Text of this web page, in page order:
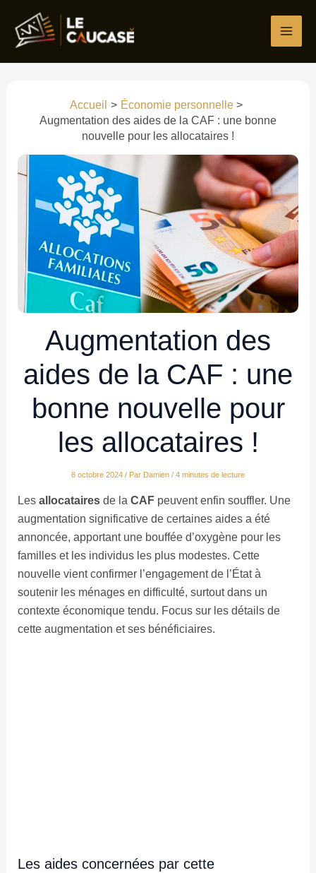
contenu
Accueil
Économie personnelle
Augmentation des aides de la CAF : une bonne
nouvelle pour les allocataires !
Augmentation des
aides de la CAF : une
bonne nouvelle pour
les allocataires !
8 octobre 2024 / Par Damien / 4 minutes de lecture
Les allocatairesde la CAFpeuvent enfin souffler. Une
augmentation significative de certaines aides a été
annoncée, apportant une bouffée d’oxygène pour les
familles et les individus les plus modestes. Cette
nouvelle vient confirmer l’engagement de l’État à
soutenir les ménages en difficulté, surtout dans un
contexte économique tendu. Focus sur les détails de
cette augmentation et ses bénéficiaires.
Les aides concernées par cette